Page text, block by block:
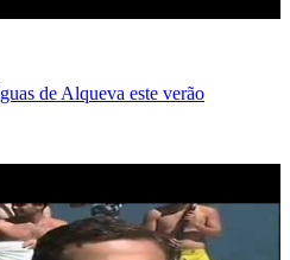
de Alqueva este verão